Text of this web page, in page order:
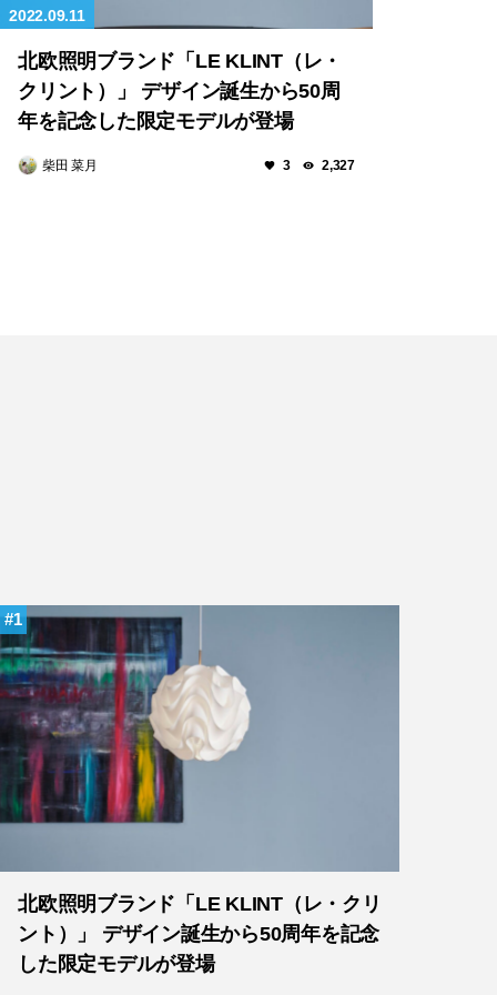
2022.09.11
北欧照明ブランド「LE KLINT（レ・
クリント）」 デザイン誕生から50周
年を記念した限定モデルが登場
柴田 菜月 3 2,327
1
北欧照明ブランド「LE KLINT（レ・クリ
ント）」 デザイン誕生から50周年を記念
した限定モデルが登場